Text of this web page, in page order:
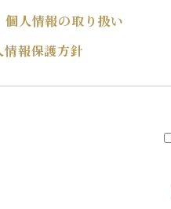
個人情報の取り扱い
情報保護方針